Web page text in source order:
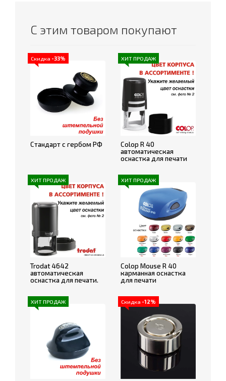
С этим товаром покупают
Скидка -33%
Стандарт с гербом РФ
ХИТ ПРОДАЖ
Colop R 40
автоматическая
оснастка для печати
ХИТ ПРОДАЖ
Trodat 4642
автоматическая
оснастка для печати.
ХИТ ПРОДАЖ
Colop Mouse R 40
карманная оснастка
для печати
ХИТ ПРОДАЖ Скидка -12%